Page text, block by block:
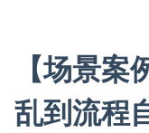
【场景
乱到流程